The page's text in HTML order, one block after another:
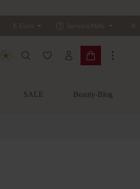
€ Euro Service/Hilfe
Du hast 0 Produkte auf
Warenkorb
SALE Beauty-Blog